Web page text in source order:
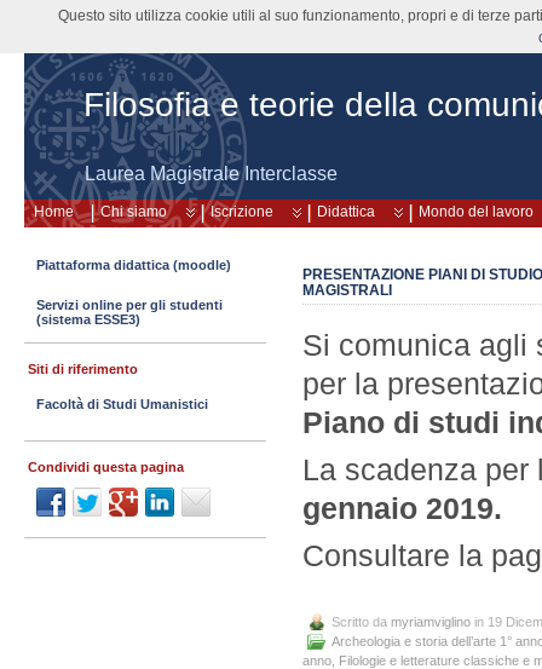
Filosofia e teorie della
Laurea Magistrale Interclasse
Home Chi siamo Iscrizione Didattica Mondo del lavoro
PRESENTAZIONE PIANI DI
MAGISTRALI
Si comunica agli
per la
Piano di studi
La scadenza
gennaio 2019.
Consultare la
Scritto da myriamviglino in 19
Archeologia e storia dell’arte 1°
anno Filologie e letterature classiche e
Piattaforma didattica (moodle)
Servizi online per gli studenti
(sistema ESSE3)
Siti di riferimento
Facoltà di Studi Umanistici
Condividi questa pagina
Questo sito utilizza cookie utili al suo funzionamento, propri e di terze